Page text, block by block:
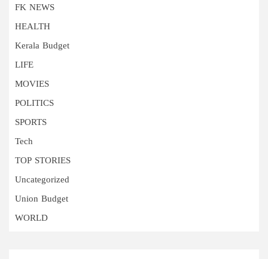
FK NEWS
HEALTH
Kerala Budget
LIFE
MOVIES
POLITICS
SPORTS
Tech
TOP STORIES
Uncategorized
Union Budget
WORLD